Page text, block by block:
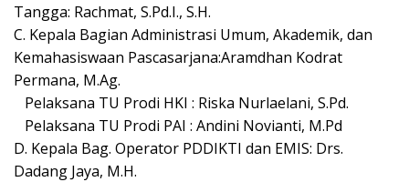
Tangga: Rachmat, S.Pd.I., S.H.
C. Kepala Bagian Administrasi Umum, Akademik, dan
Kemahasiswaan Pascasarjana:Aramdhan Kodrat
Permana, M.Ag.
Pelaksana TU Prodi HKI : Riska Nurlaelani, S.Pd.
Pelaksana TU Prodi PAI : Andini Novianti, M.Pd
D. Kepala Bag. Operator PDDIKTI dan EMIS: Drs.
Dadang Jaya, M.H.